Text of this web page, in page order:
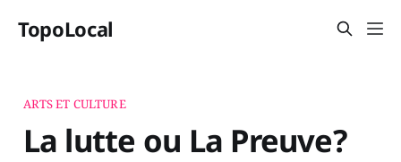
TopoLocal
ARTS ET CULTURE
La lutte ou La Preuve?